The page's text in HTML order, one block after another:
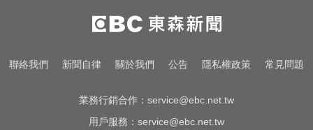
跨性別參賽議題延燒！NBA前球星
宣布參加WNBA選秀
你也有膝蓋喀喀響？醫揭1習慣 恐
聯絡我們 新聞自律 關於我們 公告 隱私權政策 常見問題
業務行銷合作： service@ebc.net.tw
用戶服務： service@ebc.net.tw